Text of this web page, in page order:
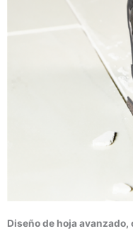
Diseño de hoja